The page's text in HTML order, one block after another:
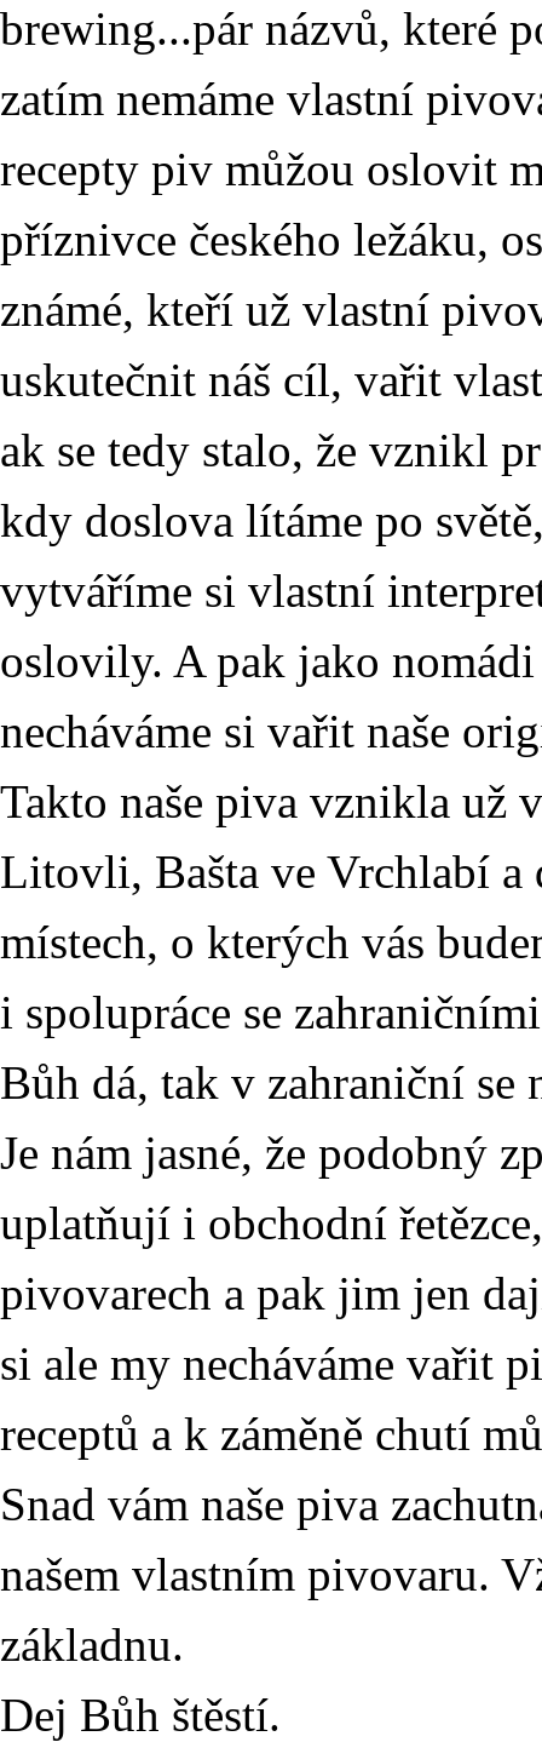
brewing...pár názvů, které
zatím nemáme vlastní
recepty piv můžou oslovit
příznivce českého ležáku,
známé, kteří už vlastní
uskutečnit náš cíl, vařit
ak se tedy stalo, že vznikl
kdy doslova lítáme po
vytváříme si vlastní
oslovily. A pak jako
necháváme si vařit naše
Takto naše piva vznikla už
Litovli, Bašta ve Vrchlabí a
místech, o kterých vás
i spolupráce se
Bůh dá, tak v zahraniční se
Je nám jasné, že podobný
uplatňují i obchodní
pivovarech a pak jim jen
si ale my necháváme vařit
receptů a k záměně chutí
Snad vám naše piva
našem vlastním pivovaru.
základnu.
Dej Bůh štěstí.